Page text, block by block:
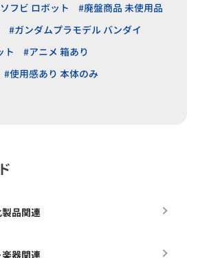
フビ ロボット
#廃盤商品 未使用品
#ガンダムプラモデル バンダイ
ト
#アニメ 箱あり
#使用感あり 本体のみ
品関連
器関連